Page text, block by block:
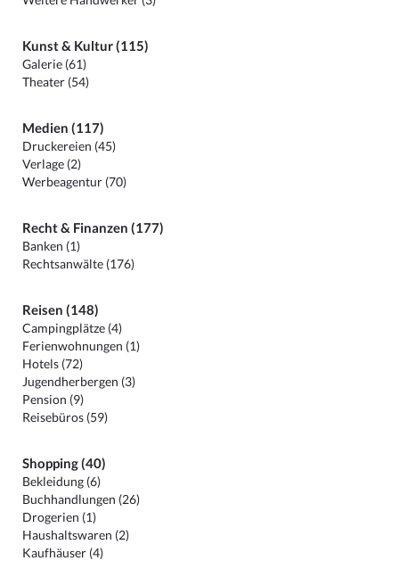
Kunst & Kultur (115)
Galerie (61)
Theater (54)
Medien (117)
Druckereien (45)
Verlage (2)
Werbeagentur (70)
Recht & Finanzen (177)
Banken (1)
Rechtsanwälte (176)
Reisen (148)
Campingplätze (4)
Ferienwohnungen (1)
Hotels (72)
Jugendherbergen (3)
Pension (9)
Reisebüros (59)
Shopping (40)
Bekleidung (6)
Buchhandlungen (26)
Drogerien (1)
Haushaltswaren (2)
Kaufhäuser (4)